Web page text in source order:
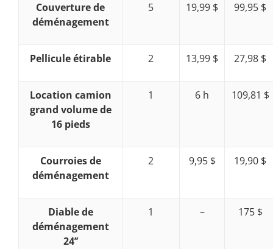
Couverture de
déménagement
5 19,99 $ 99,95 $
Pellicule étirable 2 13,99 $ 27,98 $
Location camion
grand volume de
16 pieds
1 6 h 109,81 $
Courroies de
déménagement
2 9,95 $ 19,90 $
Diable de
déménagement
24’’
1 – 175 $